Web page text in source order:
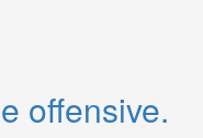
offensive.